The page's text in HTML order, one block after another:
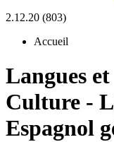
2.12.20 (803)
Accueil
Langues et
Culture -
Espagnol